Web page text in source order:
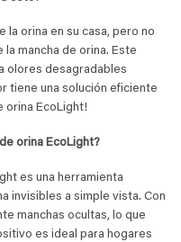
la orina en su casa, pero no
mancha de orina. Este
olores desagradables
tiene una solución eficiente
orina EcoLight!
orina EcoLight?
es una herramienta
invisibles a simple vista. Con
manchas ocultas, lo que
es ideal para hogares